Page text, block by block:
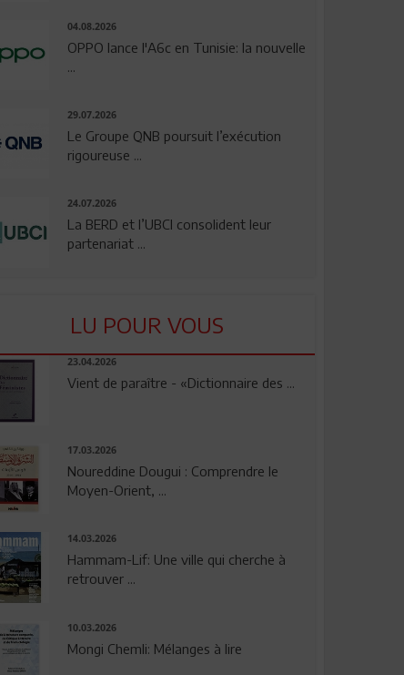
04.08.2026
OPPO lance l'A6c en Tunisie: la nouvelle
...
29.07.2026
Le Groupe QNB poursuit l’exécution
rigoureuse ...
24.07.2026
La BERD et l’UBCI consolident leur
partenariat ...
LU POUR VOUS
23.04.2026
Vient de paraître - «Dictionnaire des ...
17.03.2026
Noureddine Dougui : Comprendre le
Moyen-Orient, ...
14.03.2026
Hammam-Lif: Une ville qui cherche à
retrouver ...
10.03.2026
Mongi Chemli: Mélanges à lire